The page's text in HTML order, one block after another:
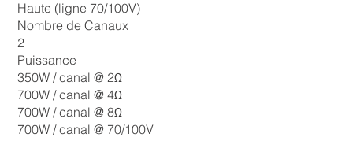
Haute (ligne 70/100V)
Nombre de Canaux
2
Puissance
350W / canal @ 2Ω
700W / canal @ 4Ω
700W / canal @ 8Ω
700W / canal @ 70/100V